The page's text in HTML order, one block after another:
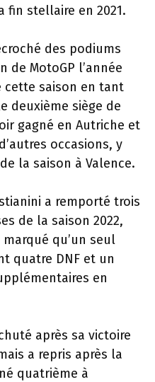
fin stellaire en 2021.
des podiums
de MotoGP l’année
cette saison en tant
deuxième siège de
gagné en Autriche et
occasions, y
la saison à Valence.
a remporté trois
de la saison 2022,
qu’un seul
quatre DNF et un
en
après sa victoire
a repris après la
quatrième à